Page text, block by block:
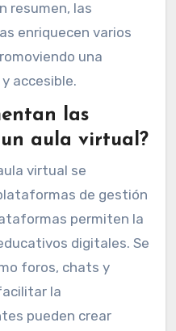
resumen, las
enriquecen varios
una
accesible.
las
aula virtual?
virtual se
de gestión
permiten la
digitales. Se
foros, chats y
la
pueden crear